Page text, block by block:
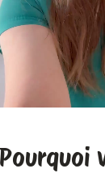
Pourquoi